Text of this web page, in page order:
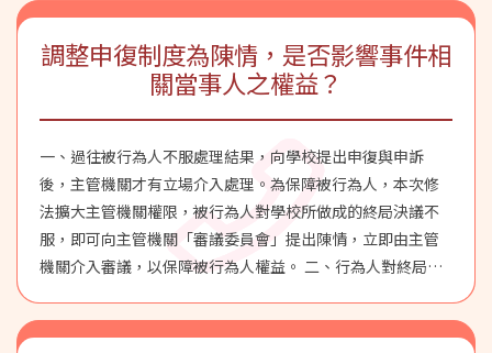
調整申復制度為陳情，是否影響事件相
關當事人之權益？
一、過往被行為人不服處理結果，向學校提出申復與申訴
後，主管機關才有立場介入處理。為保障被行為人，本次修
法擴大主管機關權限，被行為人對學校所做成的終局決議不
服，即可向主管機關「審議委員會」提出陳情，立即由主管
機關介入審議，以保障被行為人權益。 二、行為人對終局決
三、為保障行為人及被行為人，本次修法強化主管機關督